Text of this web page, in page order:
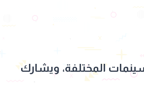
المختلفة، ويشارك